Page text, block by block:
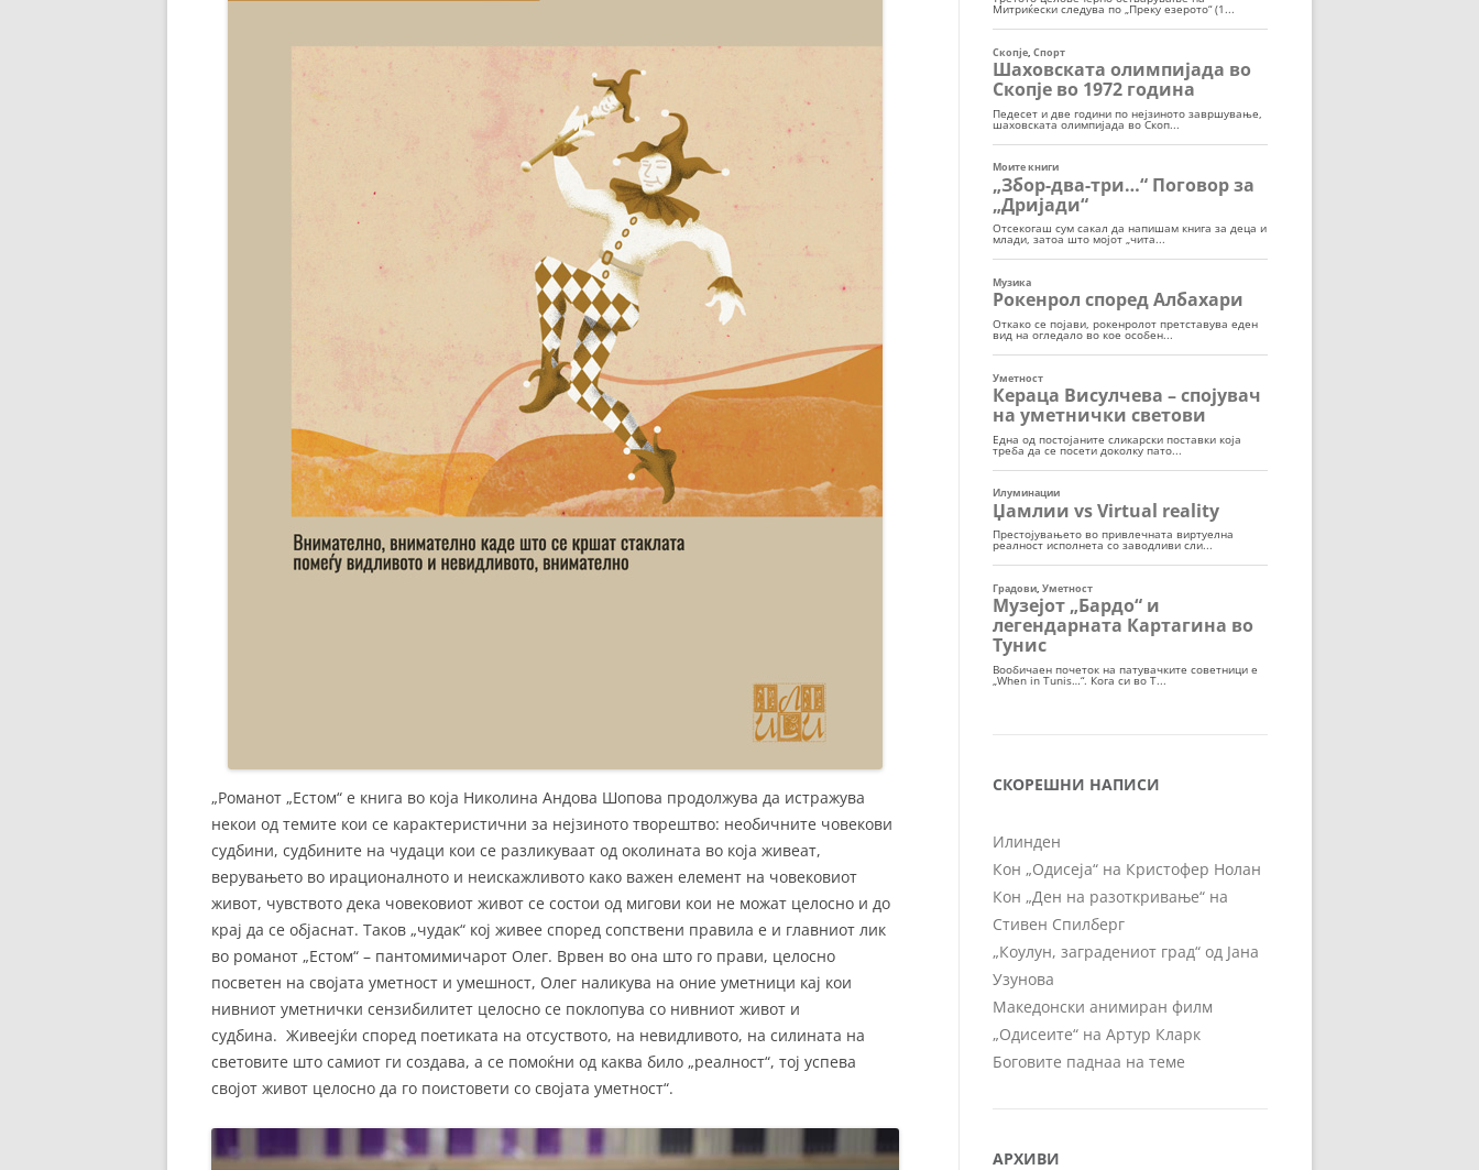
„Романот „Естом“ е книга во која Николина Андова Шопова продолжува да истражува
некои од темите кои се карактеристични за нејзиното творештво: необичните човекови
судбини, судбините на чудаци кои се разликуваат од околината во која живеат,
верувањето во ирационалното и неискажливото како важен елемент на човековиот
живот, чувството дека човековиот живот се состои од мигови кои не можат целосно и до
крај да се објаснат. Таков „чудак“ кој живее според сопствени правила е и главниот лик
во романот „Естом“ – пантомимичарот Олег. Врвен во она што го прави, целосно
посветен на својата уметност и умешност, Олег наликува на оние уметници кај кои
нивниот уметнички сензибилитет целосно се поклопува со нивниот живот и
судбина. Живеејќи според поетиката на отсуството, на невидливото, на силината на
световите што самиот ги создава, а се помоќни од каква било „реалност“, тој успева
својот живот целосно да го поистовети со својата уметност“.
СКОРЕШНИ НАПИСИ
Илинден
Кон „Одисеја“ на Кристофер Нолан
Кон „Ден на разоткривање“ на
Стивен Спилберг
„Коулун, заградениот град“ од Јана
Узунова
Македонски анимиран филм
„Одисеите“ на Артур Кларк
Боговите паднаа на теме
АРХИВИ